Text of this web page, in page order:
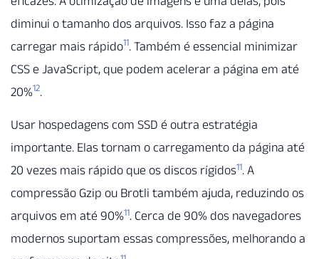
diminui o tamanho dos arquivos. Isso faz a página
carregar mais rápido11. Também é essencial minimizar
CSS e JavaScript, que podem acelerar a página em até
20%12.
Usar hospedagens com SSD é outra estratégia
importante. Elas tornam o carregamento da página até
20 vezes mais rápido que os discos rígidos11. A
compressão Gzip ou Brotli também ajuda, reduzindo os
arquivos em até 90%11. Cerca de 90% dos navegadores
modernos suportam essas compressões, melhorando a